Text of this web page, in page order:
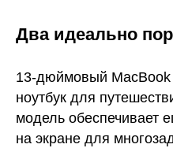
Два идеально
13-дюймовый
ноутбук для
модель обеспечивает
на экране для